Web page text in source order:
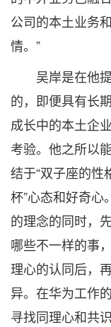
公司的本土业务
情。”
吴岸是在他
的，即便具有长
成长中的本土企
考验。他之所以
结于“双子座的性
杯”心态和好奇心
的理念的同时，
哪些不一样的事
理心的认同后，
异。在华为工作
寻找同理心和共